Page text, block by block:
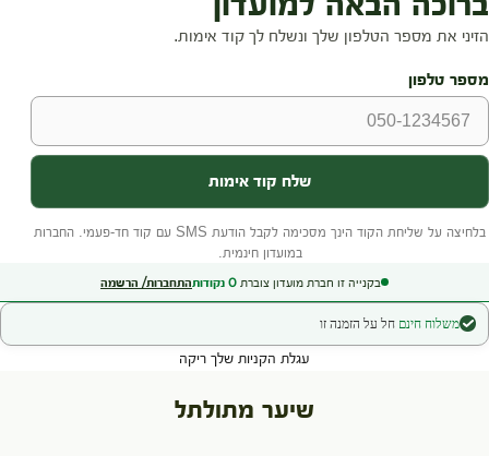
בקנייה זו חברת מועדון צוברת 0 נקודותהתחברות/ הרשמה
משלוח חינם חל על הזמנה זו
עגלת הקניות שלך ריקה
שיער מתולתל